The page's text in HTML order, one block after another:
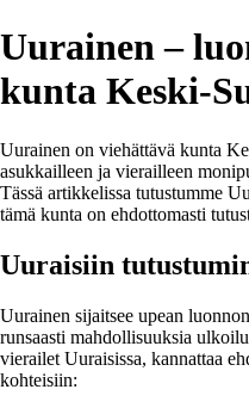
Uurainen –
kunta Keski-
Uurainen on viehättävä kunta
asukkailleen ja vierailleen
Tässä artikkelissa tutustumme
tämä kunta on ehdottomasti
Uuraisiin
Uurainen sijaitsee upean
runsaasti mahdollisuuksia
vierailet Uuraisissa, kannattaa
kohteisiin: